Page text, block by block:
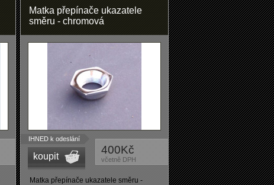
Matka přepínače ukazatele
směru - chromová
400Kč
včetně DPH
IHNED k odeslání
koupit
Matka přepínače ukazatele směru -